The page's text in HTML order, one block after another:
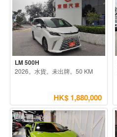
LM 500H
2026。水貨。未出牌。50 KM
HK$ 1,880,000